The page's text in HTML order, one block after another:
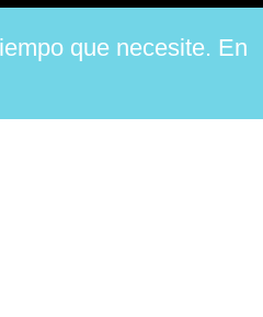
que necesite. En